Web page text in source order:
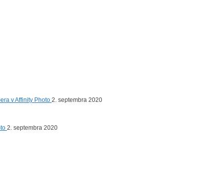
v Affinity Photo 2. septembra 2020
2. septembra 2020